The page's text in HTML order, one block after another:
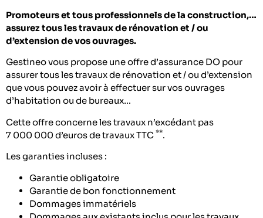
Promoteurs et tous professionnels de la construction,…
assurez tous les travaux de rénovation et / ou
d’extension de vos ouvrages.
Gestineo vous propose une offre d’assurance DO pour
assurer tous les travaux de rénovation et / ou d’extension
que vous pouvez avoir à effectuer sur vos ouvrages
d’habitation ou de bureaux…
Cette offre concerne les travaux n’excédant pas
7 000 000 d’euros de travaux TTC **.
Les garanties incluses :
Garantie obligatoire
Garantie de bon fonctionnement
Dommages immatériels